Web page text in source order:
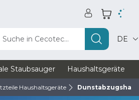
Suche in Cecotec... DE
Staubsauger Haushaltsgeräte
Haushaltsgeräte